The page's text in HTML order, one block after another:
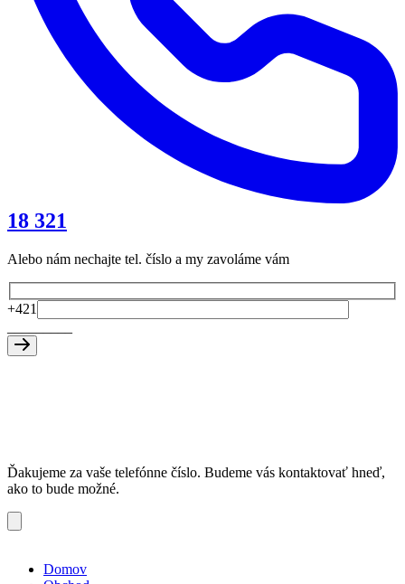
18 321
Alebo nám nechajte tel. číslo a my zavoláme vám
+421
Ďakujeme za vaše telefónne číslo. Budeme vás kontaktovať hneď,
ako to bude možné.
Domov